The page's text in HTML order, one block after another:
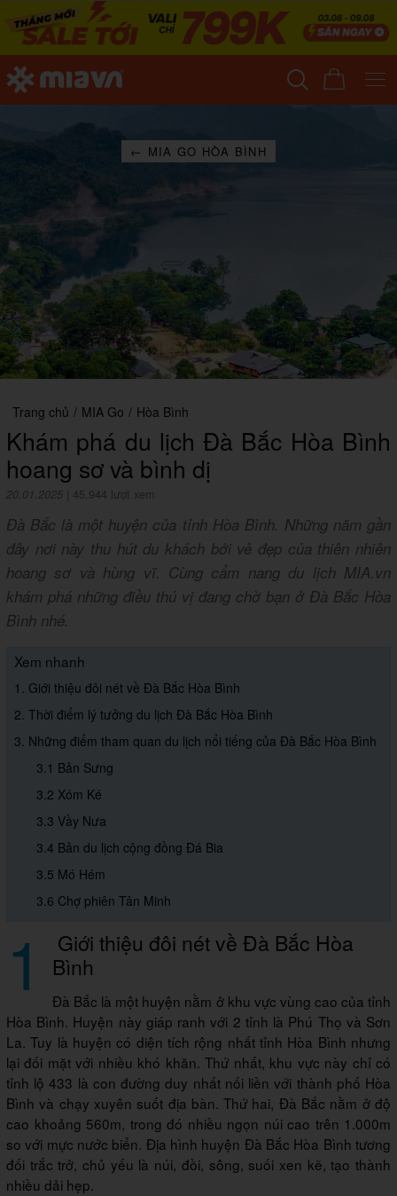
← MIA GO HÒA BÌNH
Trang chủ / MIA Go / Hòa Bình
Khám phá du lịch Đà Bắc Hòa Bình
hoang sơ và bình dị
20.01.2025 45,944 lượt xem
Đà Bắc là một huyện của tỉnh Hòa Bình. Những năm gần
đây nơi này thu hút du khách bởi vẻ đẹp của thiên nhiên
hoang sơ và hùng vĩ. Cùng cẩm nang du lịch MIA.vn
khám phá những điều thú vị đang chờ bạn ở Đà Bắc Hòa
Bình nhé.
Xem nhanh
1. Giới thiệu đôi nét về Đà Bắc Hòa Bình
2. Thời điểm lý tưởng du lịch Đà Bắc Hòa Bình
3. Những điểm tham quan du lịch nổi tiếng của Đà Bắc Hòa Bình
3.1 Bản Sưng
3.2 Xóm Ké
3.3 Vầy Nưa
3.4 Bản du lịch cộng đồng Đá Bia
3.5 Mó Hém
3.6 Chợ phiên Tân Minh
1 Giới thiệu đôi nét về Đà Bắc Hòa
Bình
Đà Bắc là một huyện nằm ở khu vực vùng cao của tỉnh
Hòa Bình. Huyện này giáp ranh với 2 tỉnh là Phú Thọ và Sơn
La. Tuy là huyện có diện tích rộng nhất tỉnh Hòa Bình nhưng
lại đối mặt với nhiều khó khăn. Thứ nhất, khu vực này chỉ có
tỉnh lộ 433 là con đường duy nhất nối liền với thành phố Hòa
Bình và chạy xuyên suốt địa bàn. Thứ hai, Đà Bắc nằm ở độ
cao khoảng 560m, trong đó nhiều ngọn núi cao trên 1.000m
so với mực nước biển. Địa hình huyện Đà Bắc Hòa Bình tương
đối trắc trở, chủ yếu là núi, đồi, sông, suối xen kẽ, tạo thành
nhiều dải hẹp.